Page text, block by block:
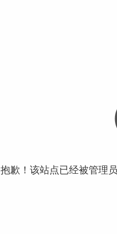
抱歉！该站点已经被管理